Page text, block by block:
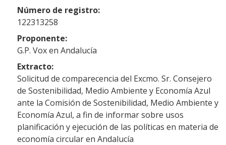
Número de registro:
122313258
Proponente:
G.P. Vox en Andalucía
Extracto:
Solicitud de comparecencia del Excmo. Sr. Consejero
de Sostenibilidad, Medio Ambiente y Economía Azul
ante la Comisión de Sostenibilidad, Medio Ambiente y
Economía Azul, a fin de informar sobre usos
planificación y ejecución de las políticas en materia de
economía circular en Andalucía